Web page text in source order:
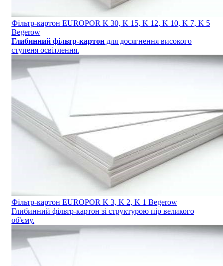
Фільтр-картон EUROPOR K 30, K 15, K 12, K 10, K 7, K 5
Begerow
Глибинний фільтр-картон для досягнення високого
ступеня освітлення.
Фільтр-картон EUROPOR K 3, K 2, K 1 Begerow
Глибинний фільтр-картон зі структурою пір великого
об'єму.